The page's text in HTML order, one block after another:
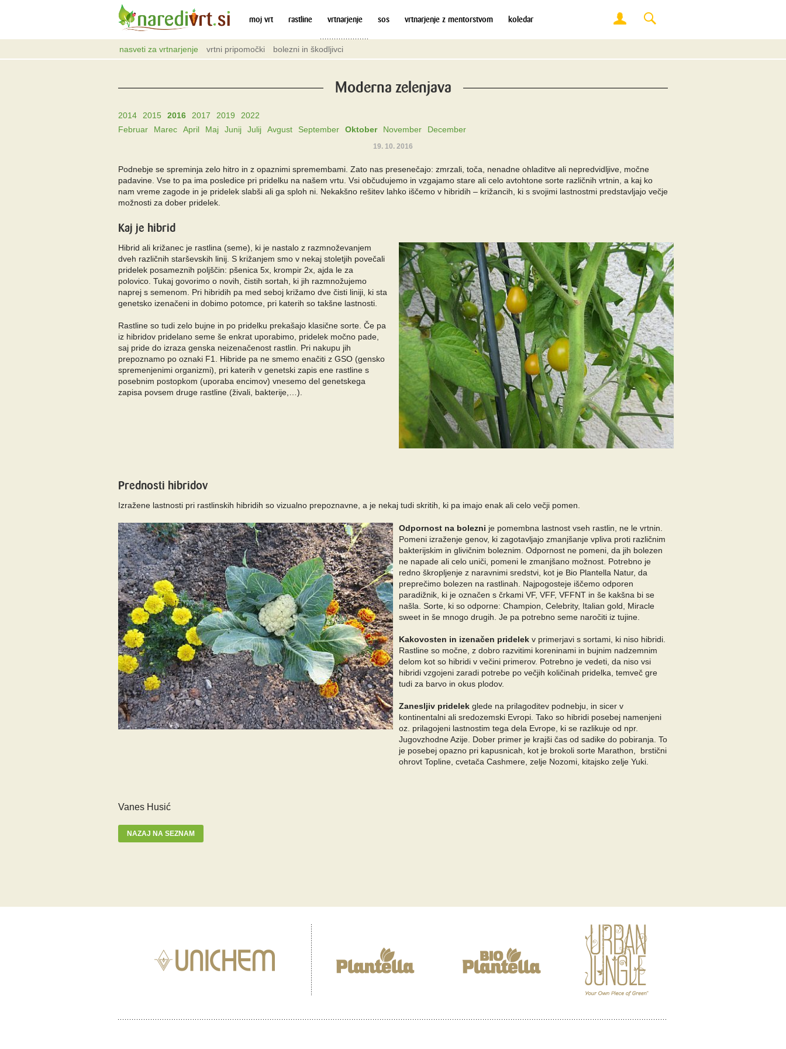
moj vrt rastline vrtnarjenje sos vrtnarjenje z mentorstvom koledar
nasveti za vrtnarjenje vrtni pripomočki bolezni in škodljivci
Moderna zelenjava
2014 2015 2016 2017 2019
2022
Februar
Marec April Maj Junij Julij Avgust September Oktober November December
19. 10. 2016
Podnebje se spreminja zelo hitro in z opaznimi spremembami. Zato nas presenečajo: zmrzali, toča, nenadne ohladitve ali nepredvidljive, močne
padavine. Vse to pa ima posledice pri pridelku na našem vrtu. Vsi občudujemo in vzgajamo stare ali celo avtohtone sorte različnih vrtnin, a kaj ko
nam vreme zagode in je pridelek slabši ali ga sploh ni. Nekakšno rešitev lahko iščemo v hibridih – križancih, ki s svojimi lastnostmi predstavljajo večje
možnosti za dober pridelek.
Kaj je hibrid
Hibrid ali križanec je rastlina (seme), ki je nastalo z razmnoževanjem
dveh različnih starševskih linij. S križanjem smo v nekaj stoletjih povečali
pridelek posameznih poljščin: pšenica 5x, krompir 2x, ajda le za
polovico. Tukaj govorimo o novih, čistih sortah, ki jih razmnožujemo
naprej s semenom. Pri hibridih pa med seboj križamo dve čisti liniji, ki sta
genetsko izenačeni in dobimo potomce, pri katerih so takšne lastnosti.
Rastline so tudi zelo bujne in po pridelku prekašajo klasične sorte. Če pa
iz hibridov pridelano seme še enkrat uporabimo, pridelek močno pade,
saj pride do izraza genska neizenačenost rastlin. Pri nakupu jih
prepoznamo po oznaki F1. Hibride pa ne smemo enačiti z GSO (gensko
spremenjenimi organizmi), pri katerih v genetski zapis ene rastline s
posebnim postopkom (uporaba encimov) vnesemo del genetskega
zapisa povsem druge rastline (živali, bakterije,…).
Prednosti hibridov
Izražene lastnosti pri rastlinskih hibridih so vizualno prepoznavne, a je nekaj tudi skritih, ki pa imajo enak ali celo večji pomen.
Odpornost na bolezni je pomembna lastnost vseh rastlin, ne le vrtnin.
Pomeni izraženje genov, ki zagotavljajo zmanjšanje vpliva proti različnim
bakterijskim in glivičnim boleznim. Odpornost ne pomeni, da jih bolezen
ne napade ali celo uniči, pomeni le zmanjšano možnost. Potrebno je
redno škropljenje z naravnimi sredstvi, kot je Bio Plantella Natur, da
preprečimo bolezen na rastlinah. Najpogosteje iščemo odporen
paradižnik, ki je označen s črkami VF, VFF, VFFNT in še kakšna bi se
našla. Sorte, ki so odporne: Champion, Celebrity, Italian gold, Miracle
sweet in še mnogo drugih. Je pa potrebno seme naročiti iz tujine.
Kakovosten in izenačen pridelek v primerjavi s sortami, ki niso hibridi.
Rastline so močne, z dobro razvitimi koreninami in bujnim nadzemnim
delom kot so hibridi v večini primerov. Potrebno je vedeti, da niso vsi
hibridi vzgojeni zaradi potrebe po večjih količinah pridelka, temveč gre
tudi za barvo in okus plodov.
Zanesljiv pridelek glede na prilagoditev podnebju, in sicer v
kontinentalni ali sredozemski Evropi. Tako so hibridi posebej namenjeni
oz. prilagojeni lastnostim tega dela Evrope, ki se razlikuje od npr.
Jugovzhodne Azije. Dober primer je krajši čas od sadike do pobiranja. To
je posebej opazno pri kapusnicah, kot je brokoli sorte Marathon, brstični
ohrovt Topline, cvetača Cashmere, zelje Nozomi, kitajsko zelje Yuki.
Vanes Husić
NAZAJ NA SEZNAM